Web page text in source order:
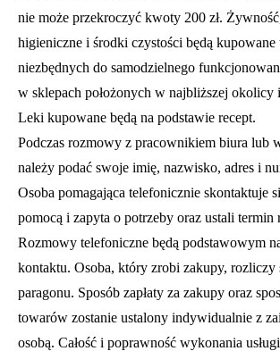
nie może przekroczyć kwoty 200 zł.
higieniczne i środki czystości będą kupowane
niezbędnych do samodzielnego
w sklepach położonych w najbliższej okolicy
Leki kupowane będą na podstawie recept.
Podczas rozmowy z pracownikiem biura lub
należy podać swoje imię, nazwisko, adres i
Osoba pomagająca telefonicznie skontaktuje
pomocą i zapyta o potrzeby oraz ustali termin
Rozmowy telefoniczne będą podstawowym
kontaktu. Osoba, który zrobi zakupy, rozliczy
paragonu. Sposób zapłaty za zakupy oraz
towarów zostanie ustalony indywidualnie z
osobą. Całość i poprawność wykonania